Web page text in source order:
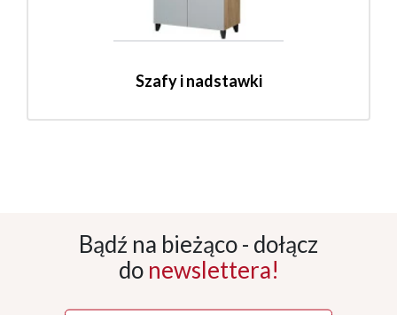
Szafy i nadstawki
Bądź na bieżąco - dołącz
do newslettera!